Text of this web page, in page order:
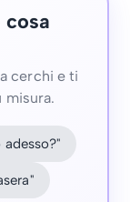
cosa
cerchi e ti
misura.